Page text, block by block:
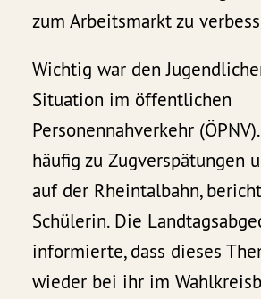
zum Arbeitsmarkt zu
Wichtig war den
Situation im öffentlichen
Personennahverkehr
häufig zu Zugverspätungen
auf der Rheintalbahn,
Schülerin. Die
informierte, dass dieses
wieder bei ihr im